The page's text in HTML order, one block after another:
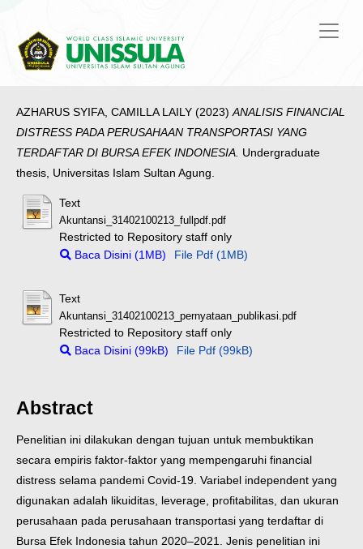
AZHARUS SYIFA, CAMILLA LAILY (2023)ANALISIS FINANCIAL
DISTRESS PADA PERUSAHAAN TRANSPORTASI YANG
TERDAFTAR DI BURSA EFEK INDONESIA. Undergraduate
thesis, Universitas Islam Sultan Agung.
Text
Akuntansi_31402100213_fullpdf.pdf
Restricted to Repository staff only
Baca Disini (1MB)
File Pdf (1MB)
Text
Akuntansi_31402100213_pernyataan_publikasi.pdf
Restricted to Repository staff only
Baca Disini (99kB)
File Pdf (99kB)
Abstract
Penelitian ini dilakukan dengan tujuan untuk membuktikan
secara empiris faktor-faktor yang mempengaruhi financial
distress selama pandemi Covid-19. Variabel independent yang
digunakan adalah likuiditas, leverage, profitabilitas, dan ukuran
perusahaan pada perusahaan transportasi yang terdaftar di
Bursa Efek Indonesia tahun 2020–2021. Jenis penelitian ini